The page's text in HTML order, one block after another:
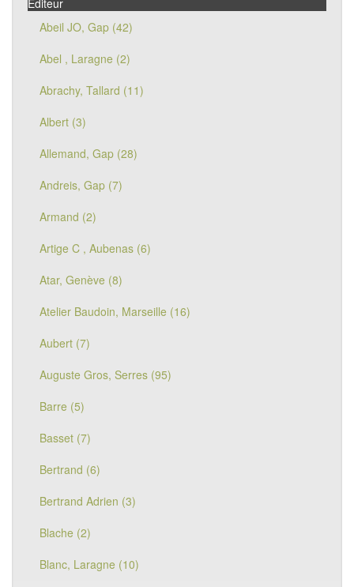
Editeur
Abeil JO, Gap (42)
Abel , Laragne (2)
Abrachy, Tallard (11)
Albert (3)
Allemand, Gap (28)
Andreis, Gap (7)
Armand (2)
Artige C , Aubenas (6)
Atar, Genève (8)
Atelier Baudoin, Marseille (16)
Aubert (7)
Auguste Gros, Serres (95)
Barre (5)
Basset (7)
Bertrand (6)
Bertrand Adrien (3)
Blache (2)
Blanc, Laragne (10)